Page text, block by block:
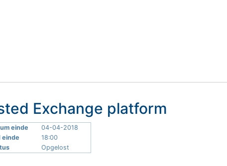
Exchange platform
einde
04-04-2018
einde
18:00
Opgelost